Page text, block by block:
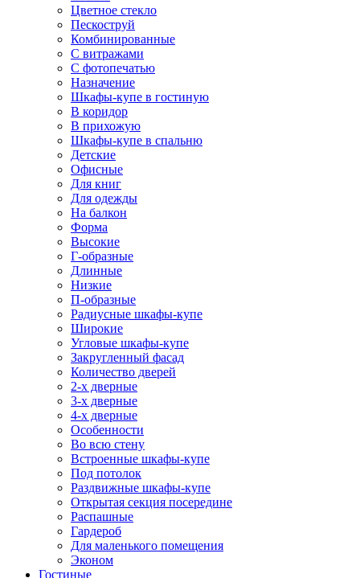
Цветное стекло
Пескоструй
Комбинированные
С витражами
С фотопечатью
Назначение
Шкафы-купе в гостиную
В коридор
В прихожую
Шкафы-купе в спальню
Детские
Офисные
Для книг
Для одежды
На балкон
Форма
Высокие
Г-образные
Длинные
Низкие
П-образные
Радиусные шкафы-купе
Широкие
Угловые шкафы-купе
Закругленный фасад
Количество дверей
2-х дверные
3-х дверные
4-х дверные
Особенности
Во всю стену
Встроенные шкафы-купе
Под потолок
Раздвижные шкафы-купе
Открытая секция посередине
Распашные
Гардероб
Для маленького помещения
Эконом
Гостиные